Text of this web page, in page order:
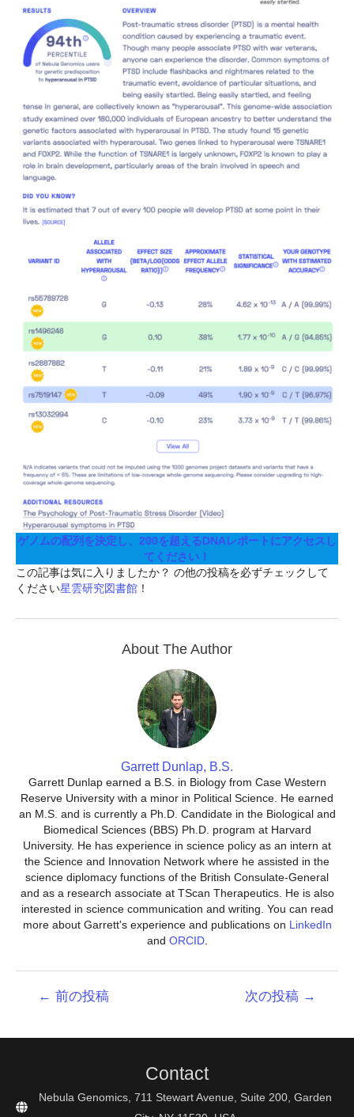
ゲノムの配列を決定し、200を超えるDNAレポートにアクセスし
てください！
この記事は気に入りましたか？ の他の投稿を必ずチェックして
ください星雲研究図書館 ！
About The Author
Garrett Dunlap, B.S.
Garrett Dunlap earned a B.S. in Biology from Case Western
Reserve University with a minor in Political Science. He earned
an M.S. and is currently a Ph.D. Candidate in the Biological and
Biomedical Sciences (BBS) Ph.D. program at Harvard
University. He has experience in science policy as an intern at
the Science and Innovation Network where he assisted in the
science diplomacy functions of the British Consulate-General
and as a research associate at TScan Therapeutics. He is also
interested in science communication and writing. You can read
more about Garrett's experience and publications on LinkedIn
and ORCID.
ョ
← 前の投稿 次の投稿 →
Contact
Nebula Genomics, 711 Stewart Avenue, Suite 200, Garden